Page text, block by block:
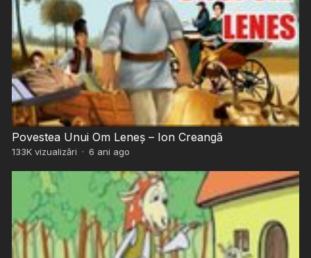
Povestea Unui Om Leneș – Ion Creangă
133Kvizualizări · 6 ani ago